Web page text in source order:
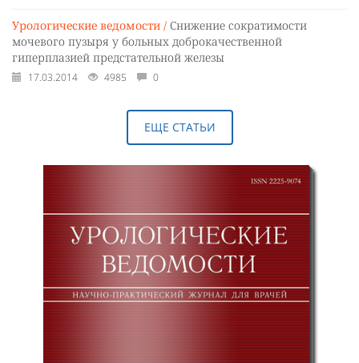
Урологические ведомости / Снижение сократимости
мочевого пузыря у больных доброкачественной
гиперплазией предстательной железы
17.03.2014 4985 0
ЕЩЕ СТАТЬИ